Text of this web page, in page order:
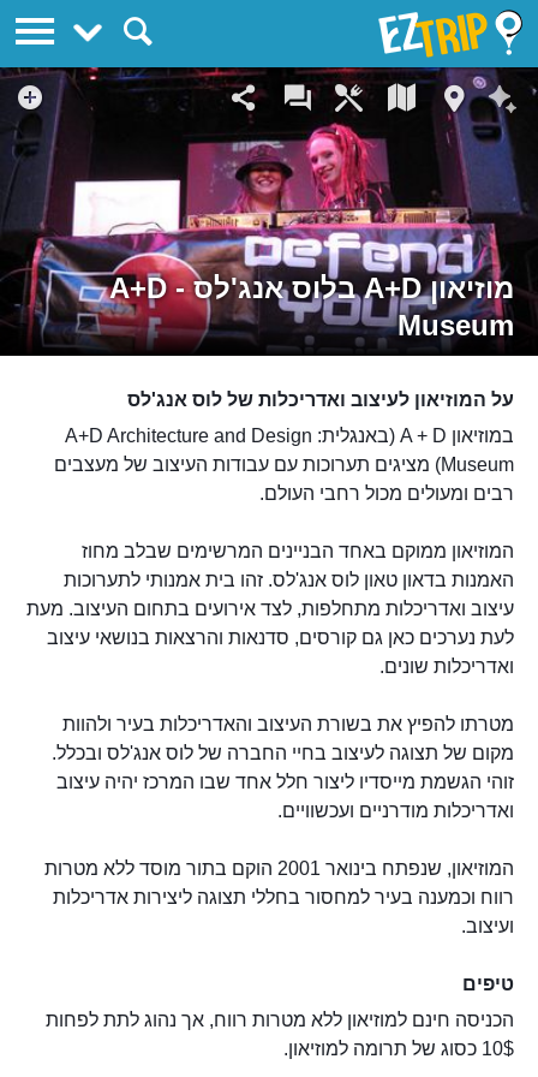
מוזיאון A+D בלוס אנג'לס - A+D
Museum
על המוזיאון לעיצוב ואדריכלות של לוס אנג'לס
במוזיאון A + D (באנגלית: A+D Architecture and Design
Museum) מציגים תערוכות עם עבודות העיצוב של מעצבים
רבים ומעולים מכול רחבי העולם.
המוזיאון ממוקם באחד הבניינים המרשימים שבלב מחוז
האמנות בדאון טאון לוס אנג'לס. זהו בית אמנותי לתערוכות
עיצוב ואדריכלות מתחלפות, לצד אירועים בתחום העיצוב. מעת
לעת נערכים כאן גם קורסים, סדנאות והרצאות בנושאי עיצוב
ואדריכלות שונים.
מטרתו להפיץ את בשורת העיצוב והאדריכלות בעיר ולהוות
מקום של תצוגה לעיצוב בחיי החברה של לוס אנג'לס ובכלל.
זוהי הגשמת מייסדיו ליצור חלל אחד שבו המרכז יהיה עיצוב
ואדריכלות מודרניים ועכשוויים.
המוזיאון, שנפתח בינואר 2001 הוקם בתור מוסד ללא מטרות
רווח וכמענה בעיר למחסור בחללי תצוגה ליצירות אדריכלות
ועיצוב.
טיפים
הכניסה חינם למוזיאון ללא מטרות רווח, אך נהוג לתת לפחות
10$ כסוג של תרומה למוזיאון.
EZTrip